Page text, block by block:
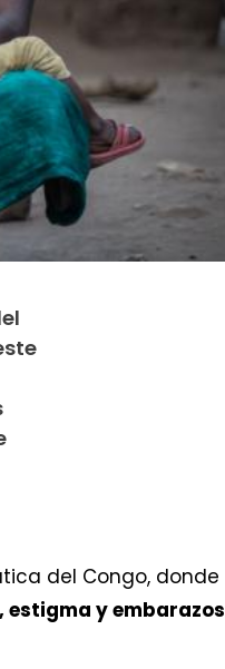
del Congo, donde
estigma y embarazos